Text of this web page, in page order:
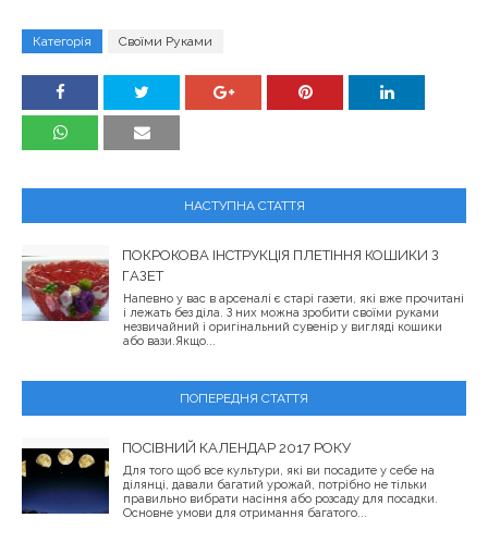
Категорія Своїми Руками
НАСТУПНА СТАТТЯ
ПОКРОКОВА ІНСТРУКЦІЯ ПЛЕТІННЯ КОШИКИ З
ГАЗЕТ
Напевно у вас в арсеналі є старі газети, які вже прочитані
і лежать без діла. З них можна зробити своїми руками
незвичайний і оригінальний сувенір у вигляді кошики
або вази.Якщо...
ПОПЕРЕДНЯ СТАТТЯ
ПОСІВНИЙ КАЛЕНДАР 2017 РОКУ
Для того щоб все культури, які ви посадите у себе на
ділянці, давали багатий урожай, потрібно не тільки
правильно вибрати насіння або розсаду для посадки.
Основне умови для отримання багатого...